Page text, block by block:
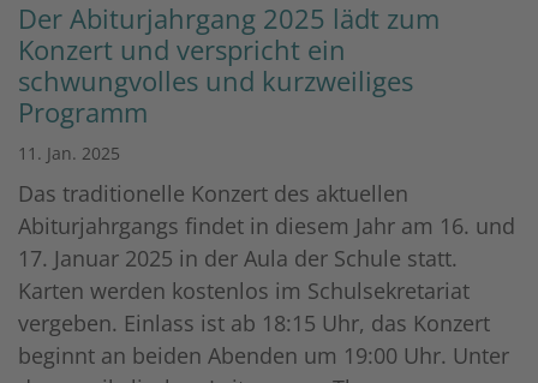
Der Abiturjahrgang 2025 lädt zum
Konzert und verspricht ein
schwungvolles und kurzweiliges
Programm
11. Jan. 2025
Das traditionelle Konzert des aktuellen
Abiturjahrgangs findet in diesem Jahr am 16. und
17. Januar 2025 in der Aula der Schule statt.
Karten werden kostenlos im Schulsekretariat
vergeben. Einlass ist ab 18:15 Uhr, das Konzert
beginnt an beiden Abenden um 19:00 Uhr. Unter